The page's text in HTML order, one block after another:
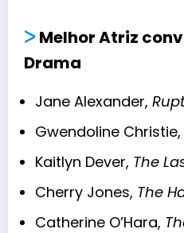
ᐳMelhor Atriz
Drama
Jane Alexander,
Gwendoline Christie,
Kaitlyn Dever, The
Cherry Jones, The
Catherine O’Hara,